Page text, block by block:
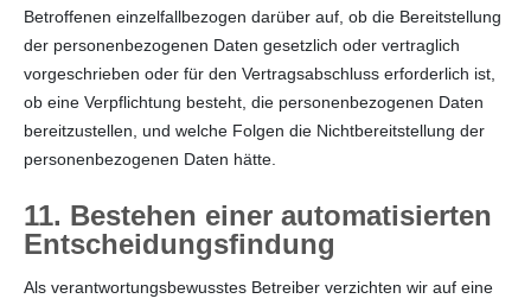
Betroffenen einzelfallbezogen darüber auf, ob die Bereitstellung
der personenbezogenen Daten gesetzlich oder vertraglich
vorgeschrieben oder für den Vertragsabschluss erforderlich ist,
ob eine Verpflichtung besteht, die personenbezogenen Daten
bereitzustellen, und welche Folgen die Nichtbereitstellung der
personenbezogenen Daten hätte.
11. Bestehen einer automatisierten
Entscheidungsfindung
Als verantwortungsbewusstes Betreiber verzichten wir auf eine